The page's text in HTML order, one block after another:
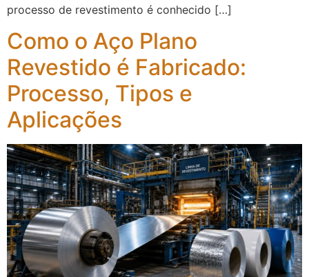
processo de revestimento é conhecido […]
Como o Aço Plano
Revestido é Fabricado:
Processo, Tipos e
Aplicações